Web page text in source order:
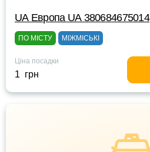
UА Европа UА 380684675014
ПО МІСТУ МІЖМІСЬКІ
Ціна посадки
1 грн